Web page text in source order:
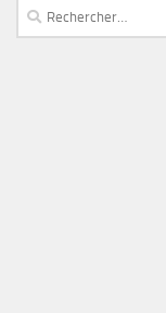
Rechercher :